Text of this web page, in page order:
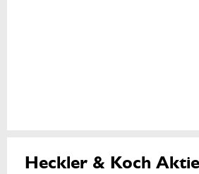
Heckler & Koch Aktie